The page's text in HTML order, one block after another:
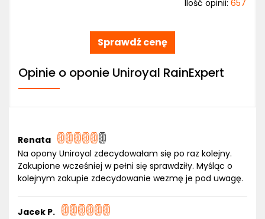
Ilość opinii: 657
Sprawdź cenę
Opinie o oponie Uniroyal RainExpert
Renata
Na opony Uniroyal zdecydowałam się po raz kolejny.
Zakupione wcześniej w pełni się sprawdziły. Myśląc o
kolejnym zakupie zdecydowanie wezmę je pod uwagę.
Jacek P.